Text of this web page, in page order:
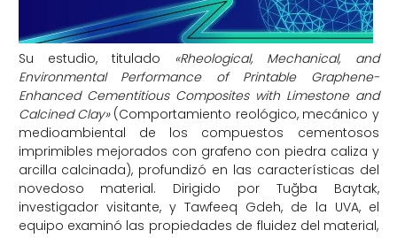
Su estudio, titulado «Rheological, Mechanical, and
Environmental Performance of Printable Graphene-
Enhanced Cementitious Composites with Limestone and
Calcined Clay»(Comportamiento reológico, mecánico y
medioambiental de los compuestos cementosos
imprimibles mejorados con grafeno con piedra caliza y
arcilla calcinada), profundizó en las características del
novedoso material. Dirigido por Tuğba Baytak,
investigador visitante, y Tawfeeq Gdeh, de la UVA, el
equipo examinó las propiedades de fluidez del material,